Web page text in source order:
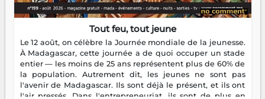
Tout feu, tout jeune
Le 12 août, on célèbre la Journée mondiale de la jeunesse.
À Madagascar, cette journée a de quoi occuper un stade
entier — les moins de 25 ans représentent plus de 60% de
la population. Autrement dit, les jeunes ne sont pas
l'avenir de Madagascar. Ils sont déjà le présent, et ils ont
l'air pressés. Dans l'entrepreneuriat, ils sont de plus en